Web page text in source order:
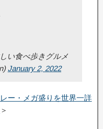
い食べ歩きグルメ
January 2, 2022
ー・メガ盛りを世界一詳
＞